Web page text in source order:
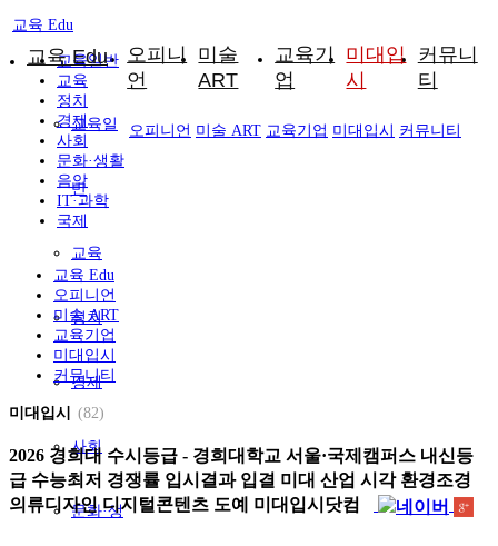
교육 Edu
교육일
반
교육
정치
경제
사회
문화·생
오피니
언
미술
ART
교육기
업
미대입
시
커뮤니
티
교육 Edu
교육일반
교육
정치
경제
사회
문화·생활
음악
IT·과학
국제
오피니언 미술 ART 교육기업 미대입시 커뮤니티
교육 Edu
오피니언
미술 ART
교육기업
미대입시
커뮤니티
미대입시 (82)
2026 경희대 수시등급 - 경희대학교 서울·국제캠퍼스 내신등
급 수능최저 경쟁률 입시결과 입결 미대 산업 시각 환경조경
의류디자인 디지털콘텐츠 도예 미대입시닷컴